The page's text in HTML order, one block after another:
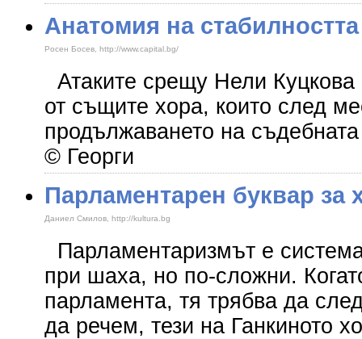
Анатомия на стабилността
Росен Босев, http://www.capital.bg/
Атаките срещу Нели
от същите хора, които след
продължаването на
© Георги
Парламентарен буквар за
Даниел Смилов, http://kultura.bg
Парламентаризмът е
при шаха, но по-сложни.
парламента, тя трябва да
да речем, тези на Ганкиното